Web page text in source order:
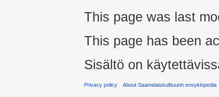
This page was last
This page has been
Sisältö on
Privacy policy About Saamelaiskulttuurin ensyklopedia